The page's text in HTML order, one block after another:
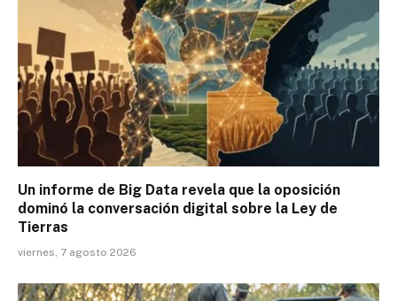
Un informe de Big Data revela que la oposición
dominó la conversación digital sobre la Ley de
Tierras
viernes, 7 agosto 2026